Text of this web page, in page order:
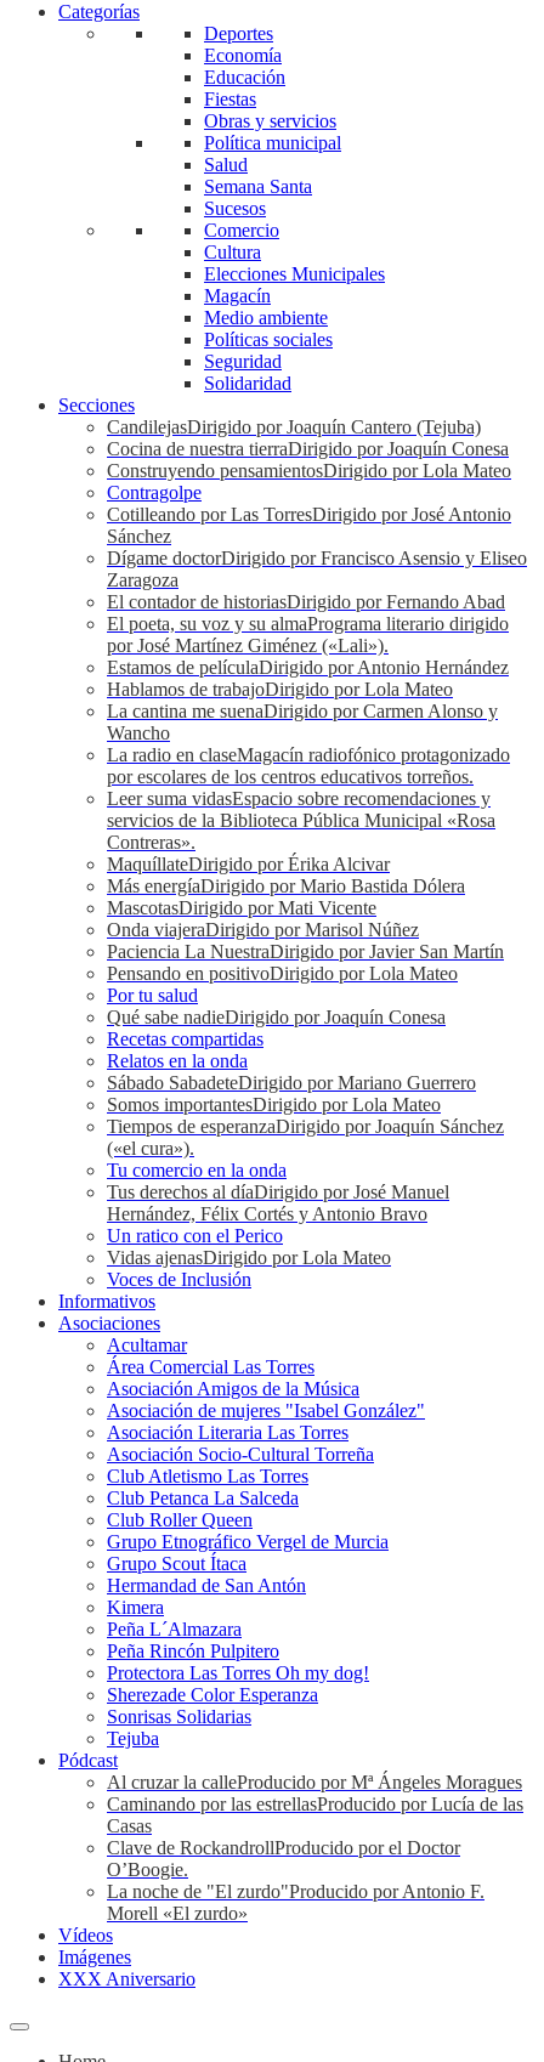
Categorías
Deportes
Economía
Educación
Fiestas
Obras y servicios
Política municipal
Salud
Semana Santa
Sucesos
Comercio
Cultura
Elecciones Municipales
Magacín
Medio ambiente
Políticas sociales
Seguridad
Solidaridad
Secciones
CandilejasDirigido por Joaquín Cantero (Tejuba)
Cocina de nuestra tierraDirigido por Joaquín Conesa
Construyendo pensamientosDirigido por Lola Mateo
Contragolpe
Cotilleando por Las TorresDirigido por José Antonio
Sánchez
Dígame doctorDirigido por Francisco Asensio y Eliseo
Zaragoza
El contador de historiasDirigido por Fernando Abad
El poeta, su voz y su almaPrograma literario dirigido
por José Martínez Giménez («Lali»).
Estamos de películaDirigido por Antonio Hernández
Hablamos de trabajoDirigido por Lola Mateo
La cantina me suenaDirigido por Carmen Alonso y
Wancho
La radio en claseMagacín radiofónico protagonizado
por escolares de los centros educativos torreños.
Leer suma vidasEspacio sobre recomendaciones y
servicios de la Biblioteca Pública Municipal «Rosa
Contreras».
MaquíllateDirigido por Érika Alcivar
Más energíaDirigido por Mario Bastida Dólera
MascotasDirigido por Mati Vicente
Onda viajeraDirigido por Marisol Núñez
Paciencia La NuestraDirigido por Javier San Martín
Pensando en positivoDirigido por Lola Mateo
Por tu salud
Qué sabe nadieDirigido por Joaquín Conesa
Recetas compartidas
Relatos en la onda
Sábado SabadeteDirigido por Mariano Guerrero
Somos importantesDirigido por Lola Mateo
Tiempos de esperanzaDirigido por Joaquín Sánchez
(«el cura»).
Tu comercio en la onda
Tus derechos al díaDirigido por José Manuel
Hernández, Félix Cortés y Antonio Bravo
Un ratico con el Perico
Vidas ajenasDirigido por Lola Mateo
Voces de Inclusión
Informativos
Asociaciones
Acultamar
Área Comercial Las Torres
Asociación Amigos de la Música
Asociación de mujeres "Isabel González"
Asociación Literaria Las Torres
Asociación Socio-Cultural Torreña
Club Atletismo Las Torres
Club Petanca La Salceda
Club Roller Queen
Grupo Etnográfico Vergel de Murcia
Grupo Scout Ítaca
Hermandad de San Antón
Kimera
Peña L´Almazara
Peña Rincón Pulpitero
Protectora Las Torres Oh my dog!
Sherezade Color Esperanza
Sonrisas Solidarias
Tejuba
Pódcast
Al cruzar la calleProducido por Mª Ángeles Moragues
Caminando por las estrellasProducido por Lucía de las
Casas
Clave de RockandrollProducido por el Doctor
O’Boogie.
La noche de "El zurdo"Producido por Antonio F.
Morell «El zurdo»
Vídeos
Imágenes
XXX Aniversario